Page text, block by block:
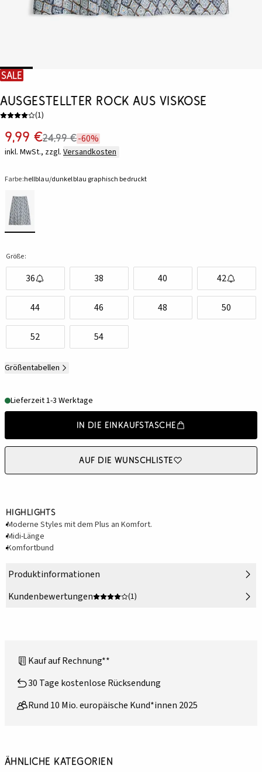
SALE
Ausgestellter Rock aus Viskose
(1)
9,99 €24,99 €-60%
inkl. MwSt., zzgl. Versandkosten
Farbe:hellblau/dunkelblau graphisch bedruckt
Größe:
36 38 40 42
44 46 48 50
52 54
Größentabellen
Lieferzeit 1-3 Werktage
In die Einkaufstasche
Auf die Wunschliste
Highlights
Moderne Styles mit dem Plus an Komfort.
Midi-Länge
Komfortbund
Produktinformationen
Kundenbewertungen
(1)
Kauf auf Rechnung**
30 Tage kostenlose Rücksendung
Rund 10 Mio. europäische Kund*innen 2025
Ähnliche Kategorien